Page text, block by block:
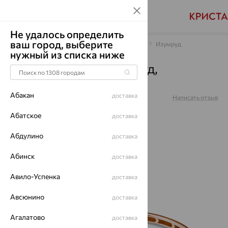
Главная Каталог Браслеты декоративные Изумруд
Браслет, золото, изумруд,
д7701963р
Артикул:
Написать отзыв
Не удалось определить
ваш город, выберите
нужный из списка ниже
Абакан доставка
Абатское доставка
Абдулино доставка
Абинск доставка
Авило-Успенка доставка
Авсюнино доставка
Агалатово доставка